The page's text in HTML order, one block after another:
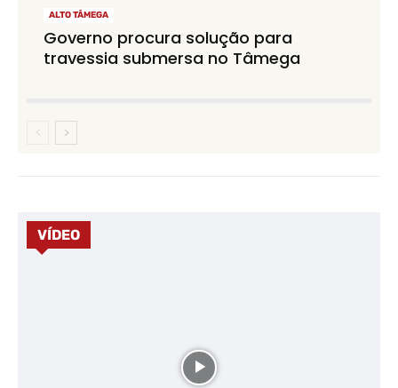
ALTO TÂMEGA
Governo procura solução para
travessia submersa no Tâmega
VÍDEO